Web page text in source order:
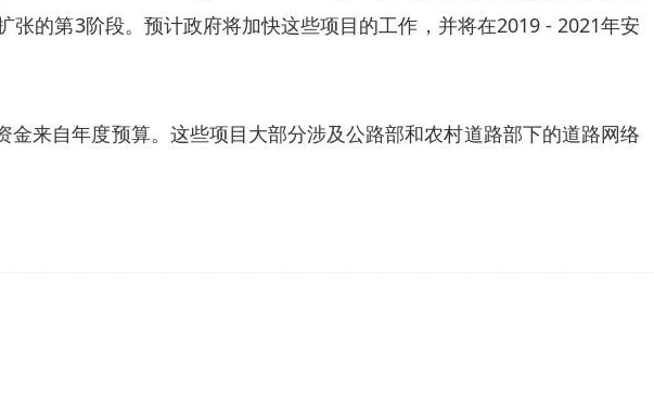
的第3阶段。预计政府将加快这些项目的工作，并将在2019 - 2021年安
来自年度预算。这些项目大部分涉及公路部和农村道路部下的道路网络